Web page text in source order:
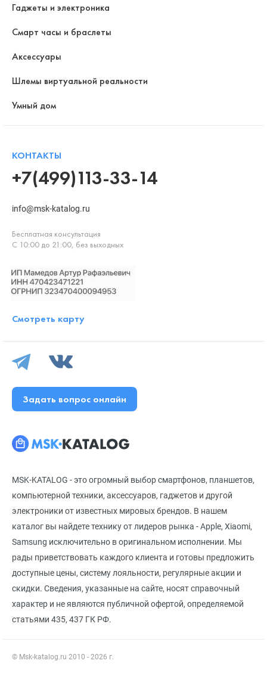
MSK-KATALOG - это огромный выбор смартфонов, планшетов,
компьютерной техники, аксессуаров, гаджетов и другой
электроники от известных мировых брендов. В нашем
каталог вы найдете технику от лидеров рынка - Apple, Xiaomi,
Samsung исключительно в оригинальном исполнении. Мы
рады приветствовать каждого клиента и готовы предложить
доступные цены, систему лояльности, регулярные акции и
скидки. Сведения, указанные на сайте, носят справочный
характер и не являются публичной офертой, определяемой
статьями 435, 437 ГК РФ.
© Msk-katalog.ru 2010 - 2026 г.
Гаджеты и электроника
Смарт часы и браслеты
Аксессуары
Шлемы виртуальной реальности
Умный дом
КОНТАКТЫ
+7(499)113-33-14
info@msk-katalog.ru
Бесплатная консультация
С 10:00 до 21:00, без выходных
Смотреть карту
Задать вопрос онлайн